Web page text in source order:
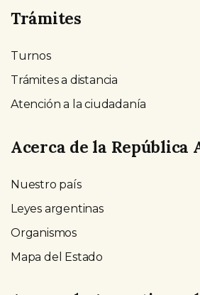
Trámites
Turnos
Trámites a distancia
Atención a la ciudadanía
Acerca de la República
Nuestro país
Leyes argentinas
Organismos
Mapa del Estado